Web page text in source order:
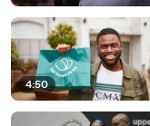
4:50